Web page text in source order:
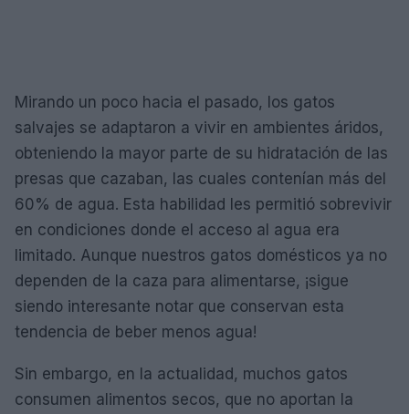
Mirando un poco hacia el pasado, los gatos
salvajes se adaptaron a vivir en ambientes áridos,
obteniendo la mayor parte de su hidratación de las
presas que cazaban, las cuales contenían más del
60% de agua. Esta habilidad les permitió sobrevivir
en condiciones donde el acceso al agua era
limitado. Aunque nuestros gatos domésticos ya no
dependen de la caza para alimentarse, ¡sigue
siendo interesante notar que conservan esta
tendencia de beber menos agua!
Sin embargo, en la actualidad, muchos gatos
consumen alimentos secos, que no aportan la